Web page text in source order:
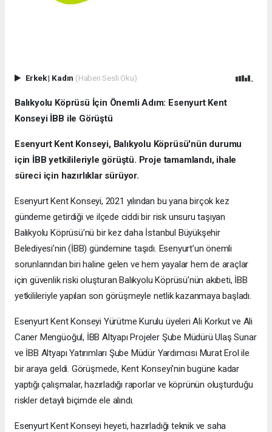
Erkek| Kadın (Haberi Sesli Oku)
Balıkyolu Köprüsü İçin Önemli Adım: Esenyurt Kent
Konseyi İBB ile Görüştü
Esenyurt Kent Konseyi, Balıkyolu Köprüsü'nün durumu
için İBB yetkilileriyle görüştü. Proje tamamlandı, ihale
süreci için hazırlıklar sürüyor.
Esenyurt Kent Konseyi, 2021 yılından bu yana birçok kez
gündeme getirdiği ve ilçede ciddi bir risk unsuru taşıyan
Balıkyolu Köprüsü’nü bir kez daha İstanbul Büyükşehir
Belediyesi’nin (İBB) gündemine taşıdı. Esenyurt’un önemli
sorunlarından biri haline gelen ve hem yayalar hem de araçlar
için güvenlik riski oluşturan Balıkyolu Köprüsü’nün akıbeti, İBB
yetkilileriyle yapılan son görüşmeyle netlik kazanmaya başladı.
Esenyurt Kent Konseyi Yürütme Kurulu üyeleri Ali Korkut ve Ali
Caner Mengüoğul, İBB Altyapı Projeler Şube Müdürü Ulaş Sunar
ve İBB Altyapı Yatırımları Şube Müdür Yardımcısı Murat Erol ile
bir araya geldi. Görüşmede, Kent Konseyi'nin bugüne kadar
yaptığı çalışmalar, hazırladığı raporlar ve köprünün oluşturduğu
riskler detaylı biçimde ele alındı.
Esenyurt Kent Konseyi heyeti, hazırladığı teknik ve saha